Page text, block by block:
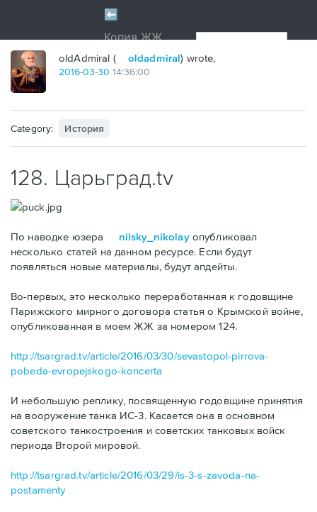
oldAdmiral ( oldadmiral) wrote,
2016-03-30 14:36:00
Category: История
128. Царьград.tv
По наводке юзера nilsky_nikolayопубликовал
несколько статей на данном ресурсе. Если будут
появляться новые материалы, будут апдейты.
Во-первых, это несколько переработанная к годовщине
Парижского мирного договора статья о Крымской войне,
опубликованная в моем ЖЖ за номером 124.
http://tsargrad.tv/article/2016/03/30/sevastopol-pirrova-
pobeda-evropejskogo-koncerta
И небольшую реплику, посвященную годовщине принятия
на вооружение танка ИС-3. Касается она в основном
советского танкостроения и советских танковых войск
периода Второй мировой.
http://tsargrad.tv/article/2016/03/29/is-3-s-zavoda-na-
postamenty